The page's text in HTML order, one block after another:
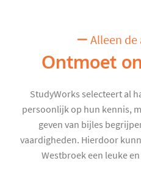
Alleen
Ontmoet
StudyWorks selecteert al
persoonlijk op hun kennis,
geven van bijles
vaardigheden. Hierdoor
Westbroek een leuke